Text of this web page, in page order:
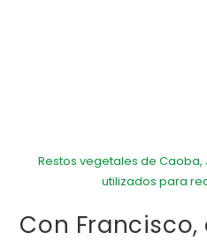
Restos vegetales de
utilizados para
Con Francisco,